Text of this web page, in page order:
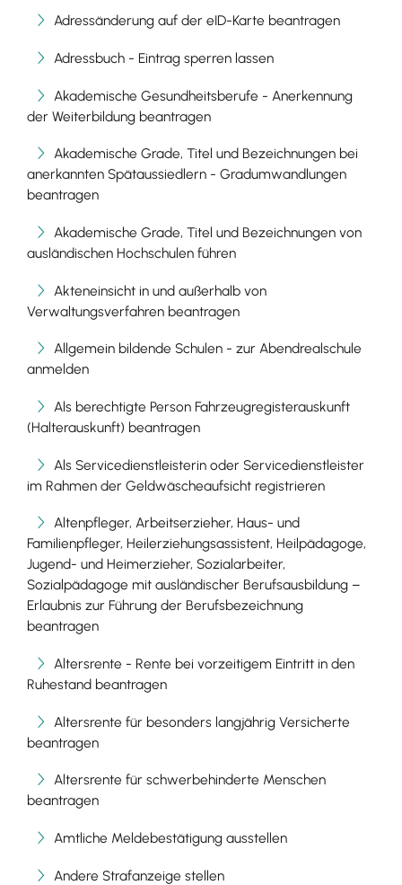
Adressänderung auf der eID-Karte beantragen
Adressbuch - Eintrag sperren lassen
Akademische Gesundheitsberufe - Anerkennung
der Weiterbildung beantragen
Akademische Grade, Titel und Bezeichnungen bei
anerkannten Spätaussiedlern - Gradumwandlungen
beantragen
Akademische Grade, Titel und Bezeichnungen von
ausländischen Hochschulen führen
Akteneinsicht in und außerhalb von
Verwaltungsverfahren beantragen
Allgemein bildende Schulen - zur Abendrealschule
anmelden
Als berechtigte Person Fahrzeugregisterauskunft
(Halterauskunft) beantragen
Als Servicedienstleisterin oder Servicedienstleister
im Rahmen der Geldwäscheaufsicht registrieren
Altenpfleger, Arbeitserzieher, Haus- und
Familienpfleger, Heilerziehungsassistent, Heilpädagoge,
Jugend- und Heimerzieher, Sozialarbeiter,
Sozialpädagoge mit ausländischer Berufsausbildung –
Erlaubnis zur Führung der Berufsbezeichnung
beantragen
Altersrente - Rente bei vorzeitigem Eintritt in den
Ruhestand beantragen
Altersrente für besonders langjährig Versicherte
beantragen
Altersrente für schwerbehinderte Menschen
beantragen
Amtliche Meldebestätigung ausstellen
Andere Strafanzeige stellen